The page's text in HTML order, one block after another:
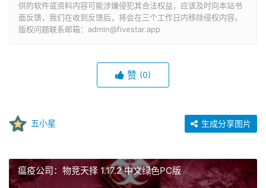
供的软件或资料内容可能涉嫌侵犯其合法权益，应该及时向本站书
面反馈，我们在收到反馈后，将会在三个工作日内移除侵权内容。
版权问题联系邮箱：admin@fivestar.app
赞 (0)
五小星 生成分享图片
瘟疫公司：物竞天择 1.17.2 中文绿色PC版